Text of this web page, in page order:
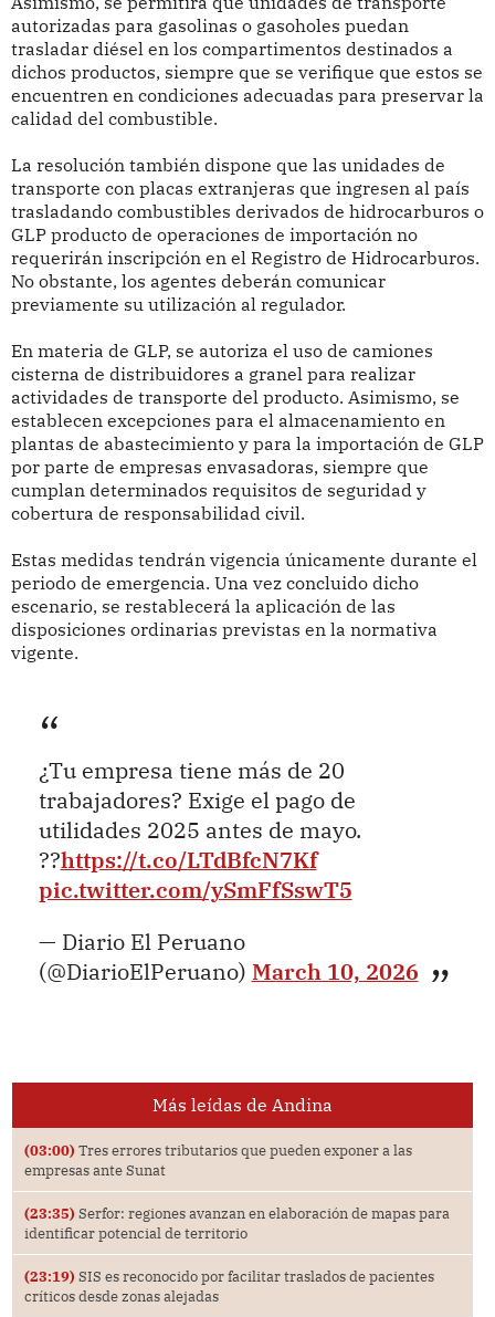
autorizadas para gasolinas o gasoholes puedan
trasladar diésel en los compartimentos destinados a
dichos productos, siempre que se verifique que estos se
encuentren en condiciones adecuadas para preservar la
calidad del combustible.
La resolución también dispone que las unidades de
transporte con placas extranjeras que ingresen al país
trasladando combustibles derivados de hidrocarburos o
GLP producto de operaciones de importación no
requerirán inscripción en el Registro de Hidrocarburos.
No obstante, los agentes deberán comunicar
previamente su utilización al regulador.
En materia de GLP, se autoriza el uso de camiones
cisterna de distribuidores a granel para realizar
actividades de transporte del producto. Asimismo, se
establecen excepciones para el almacenamiento en
plantas de abastecimiento y para la importación de GLP
por parte de empresas envasadoras, siempre que
cumplan determinados requisitos de seguridad y
cobertura de responsabilidad civil.
Estas medidas tendrán vigencia únicamente durante el
periodo de emergencia. Una vez concluido dicho
escenario, se restablecerá la aplicación de las
disposiciones ordinarias previstas en la normativa
vigente.
¿Tu empresa tiene más de 20
trabajadores? Exige el pago de
utilidades 2025 antes de mayo.
??https://t.co/LTdBfcN7Kf
pic.twitter.com/ySmFfSswT5
— Diario El Peruano
(@DiarioElPeruano) March 10, 2026
Más leídas de Andina
(03:00) Tres errores tributarios que pueden exponer a las
empresas ante Sunat
(23:35) Serfor: regiones avanzan en elaboración de mapas para
identificar potencial de territorio
(23:19) SIS es reconocido por facilitar traslados de pacientes
críticos desde zonas alejadas